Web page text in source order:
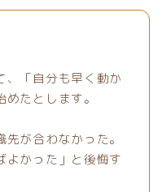
、「自分も早く動か
たとします。
が合わなかった。
よかった」と後悔す